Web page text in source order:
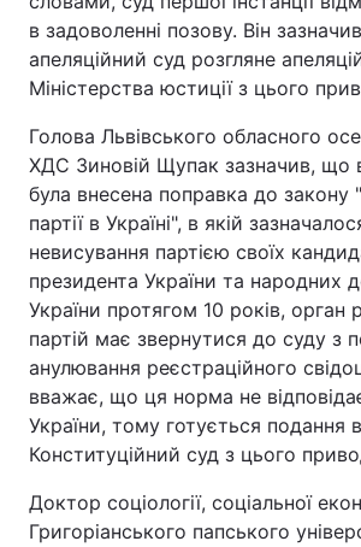
Інтерв'ю Думки
Архів Вакансії
Контакти
ПОСЛУГИ
Реклама на сайті
Моніторинг
в задоволенні позову. Він
апеляційний суд розгляне
Міністерства юстиції з цього
Голова Львівського обласного
ХДС Зиновій Щупак зазначив, що
була внесена поправка до закону
партії в Україні", в якій
невисування партією своїх
президента України та народних
України протягом 10 років, орган
партій має звернутися до суду з
анулювання реєстраційного
вважає, що ця норма не
України, тому готується подання в
Конституційний суд з цього
Доктор соціології, соціальної
Григоріанського папського